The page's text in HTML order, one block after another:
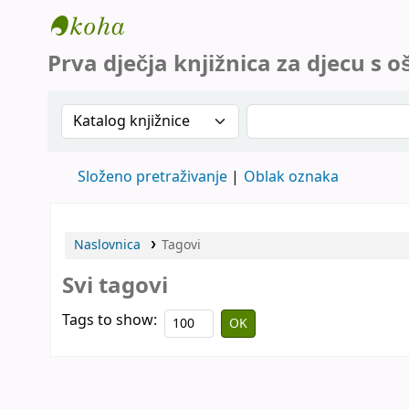
Prva dječja knjižnica za djecu s
Prva dječja knjižnica za djecu s
Search the catalog by: Search the catalog
Složeno pretraživanje Oblak oznaka
Naslovnica Tagovi
Svi tagovi
Tags to show: